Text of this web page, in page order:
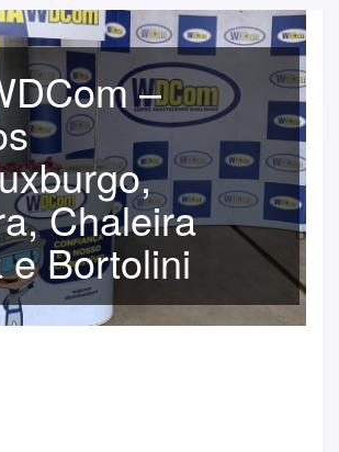
–
Chaleira
e Bortolini